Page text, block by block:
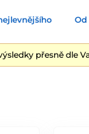
Od
přesně dle